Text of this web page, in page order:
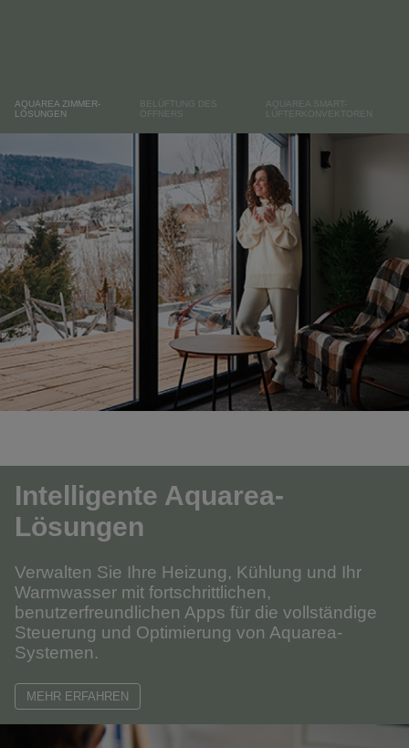
AQUAREA ZIMMER-
LÖSUNGEN
BELÜFTUNG DES
ÖFFNERS
AQUAREA SMART-
LÜFTERKONVEKTOREN
Intelligente Aquarea-
Lösungen
Verwalten Sie Ihre Heizung, Kühlung und Ihr
Warmwasser mit fortschrittlichen,
benutzerfreundlichen Apps für die vollständige
Steuerung und Optimierung von Aquarea-
Systemen.
MEHR ERFAHREN